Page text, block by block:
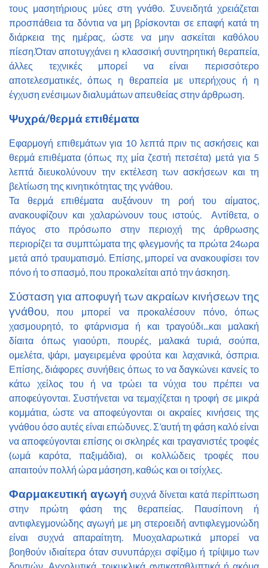
τους μασητήριους μύες στη γνάθο. Συνειδητά χρειάζεται
προσπάθεια τα δόντια να μη βρίσκονται σε επαφή κατά τη
διάρκεια της ημέρας, ώστε να μην ασκείται καθόλου
πίεση.Όταν αποτυγχάνει η κλασσική συντηρητική θεραπεία,
άλλες τεχνικές μπορεί να είναι περισσότερο
αποτελεσματικές, όπως η θεραπεία με υπερήχους ή η
έγχυση ενέσιμων διαλυμάτων απευθείας στην άρθρωση.
Ψυχρά/θερμά επιθέματα
Εφαρμογή επιθεμάτων για 10 λεπτά πριν τις ασκήσεις και
θερμά επιθέματα (όπως πχ μία ζεστή πετσέτα) μετά για 5
λεπτά διευκολύνουν την εκτέλεση των ασκήσεων και τη
βελτίωση της κινητικότητας της γνάθου.
Τα θερμά επιθέματα αυξάνουν τη ροή του αίματος,
ανακουφίζουν και χαλαρώνουν τους ιστούς. Αντίθετα, ο
πάγος στο πρόσωπο στην περιοχή της άρθρωσης
περιορίζει τα συμπτώματα της φλεγμονής τα πρώτα 24ωρα
μετά από τραυματισμό. Επίσης, μπορεί να ανακουφίσει τον
πόνο ή το σπασμό, που προκαλείται από την άσκηση.
Σύσταση για αποφυγή των ακραίων κινήσεων της
γνάθου , που μπορεί να προκαλέσουν πόνο, όπως
χασμουρητό, το φτάρνισμα ή και τραγούδι...και μαλακή
δίαιτα όπως γιαούρτι, πουρές, μαλακά τυριά, σούπα,
ομελέτα, ψάρι, μαγειρεμένα φρούτα και λαχανικά, όσπρια.
Επίσης, διάφορες συνήθεις όπως το να δαγκώνει κανείς το
κάτω χείλος του ή να τρώει τα νύχια του πρέπει να
αποφεύγονται. Συστήνεται να τεμαχίζεται η τροφή σε μικρά
κομμάτια, ώστε να αποφεύγονται οι ακραίες κινήσεις της
γνάθου όσο αυτές είναι επώδυνες. Σ’αυτή τη φάση καλό είναι
να αποφεύγονται επίσης οι σκληρές και τραγανιστές τροφές
(ωμά καρότα, παξιμάδια), οι κολλώδεις τροφές που
απαιτούν πολλή ώρα μάσηση, καθώς και οι τσίχλες.
Φαρμακευτική αγωγή συχνά δίνεται κατά περίπτωση
στην πρώτη φάση της θεραπείας. Παυσίπονη ή
αντιφλεγμονώδης αγωγή με μη στεροειδή αντιφλεγμονώδη
είναι συχνά απαραίτητη. Μυοχαλαρωτικά μπορεί να
βοηθούν ιδιαίτερα όταν συνυπάρχει σφίξιμο ή τρίψιμο των